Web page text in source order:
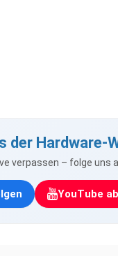
der Hardware-
verpassen – folge uns
YouTube